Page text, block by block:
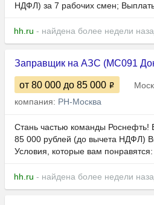
НДФЛ) за 7 рабочих смен;
hh.ru - найдена более недели
Заправщик на АЗС (МС091
от 80 000 до 85 000
компания: РН-Москва
Стань частью команды
85 000 рублей (до вычета НДФЛ)
Условия, которые вам
hh.ru - найдена более недели